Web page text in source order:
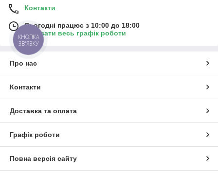
Контакти
Сьогодні працює з 10:00 до 18:00
Показати весь графік роботи
Про нас
Контакти
Доставка та оплата
Графік роботи
Повна версія сайту
КНОПКА
ЗВ'ЯЗКУ